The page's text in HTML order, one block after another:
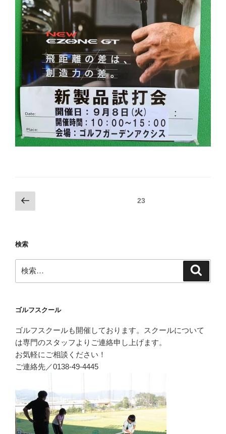
投
稿
ビ
ー
シ
ン
前
の
固定ページ23
検索
索:
ゴルフスクール
ゴルフスクールも開催しております。スクールについて
は専門のスタッフよりご連絡申し上げます。
お気軽にご相談ください！
ご連絡先／0138-49-4445